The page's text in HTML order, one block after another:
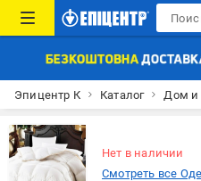
Эпицентр К Каталог Дом и
Нет в наличии
Смотреть все